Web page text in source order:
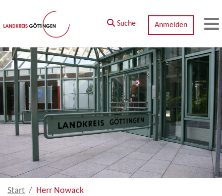
Zum Hauptinhalt springen
Suche Anmelden
Start Herr Nowack